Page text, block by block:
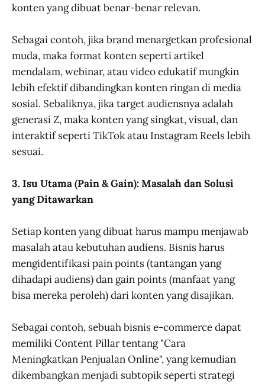
konten yang dibuat benar-benar relevan.
Sebagai contoh, jika brand menargetkan profesional
muda, maka format konten seperti artikel
mendalam, webinar, atau video edukatif mungkin
lebih efektif dibandingkan konten ringan di media
sosial. Sebaliknya, jika target audiensnya adalah
generasi Z, maka konten yang singkat, visual, dan
interaktif seperti TikTok atau Instagram Reels lebih
sesuai.
3. Isu Utama (Pain & Gain): Masalah dan Solusi
yang Ditawarkan
Setiap konten yang dibuat harus mampu menjawab
masalah atau kebutuhan audiens. Bisnis harus
mengidentifikasi pain points (tantangan yang
dihadapi audiens) dan gain points (manfaat yang
bisa mereka peroleh) dari konten yang disajikan.
Sebagai contoh, sebuah bisnis e-commerce dapat
memiliki Content Pillar tentang "Cara
Meningkatkan Penjualan Online", yang kemudian
dikembangkan menjadi subtopik seperti strategi